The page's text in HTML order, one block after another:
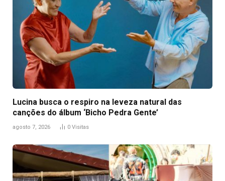
Lucina busca o respiro na leveza natural das
canções do álbum ‘Bicho Pedra Gente’
agosto 7, 2026 0 Visitas